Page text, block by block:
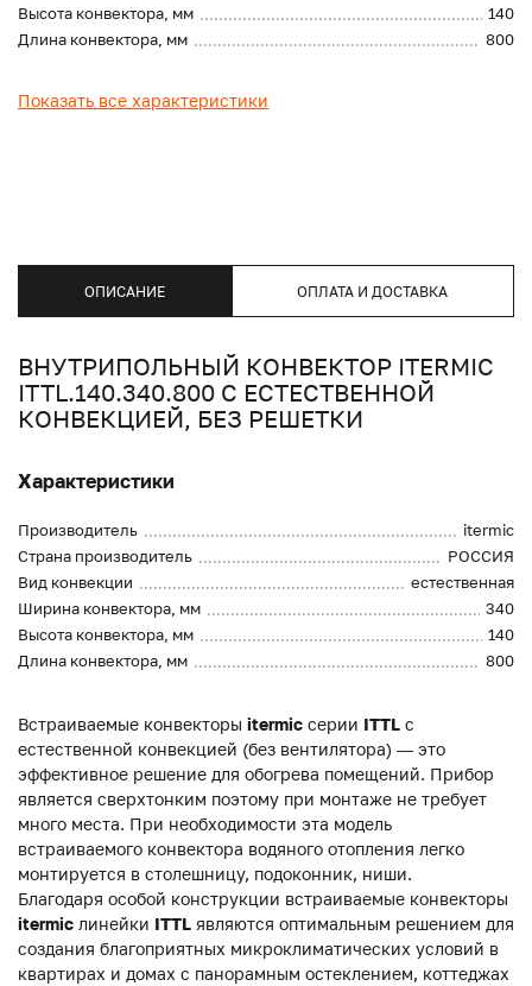
Высота конвектора, мм
140
Длина конвектора, мм
800
Показать все характеристики
ОПИСАНИЕ ОПЛАТА И ДОСТАВКА
ВНУТРИПОЛЬНЫЙ КОНВЕКТОР ITERMIC
ITTL.140.340.800 С ЕСТЕСТВЕННОЙ
КОНВЕКЦИЕЙ, БЕЗ РЕШЕТКИ
Характеристики
Производитель
itermic
Страна производитель
РОССИЯ
Вид конвекции
естественная
Ширина конвектора, мм
340
Высота конвектора, мм
140
Длина конвектора, мм
800
Встраиваемые конвекторы itermic серии ITTL с
естественной конвекцией (без вентилятора) — это
эффективное решение для обогрева помещений. Прибор
является сверхтонким поэтому при монтаже не требует
много места. При необходимости эта модель
встраиваемого конвектора водяного отопления легко
монтируется в столешницу, подоконник, ниши.
Благодаря особой конструкции встраиваемые конвекторы
itermic линейки ITTL являются оптимальным решением для
создания благоприятных микроклиматических условий в
квартирах и домах с панорамным остеклением, коттеджах